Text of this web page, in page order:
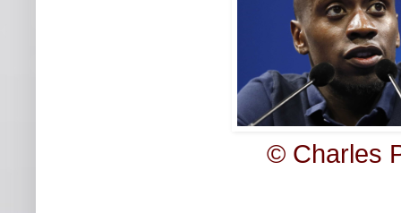
© Charles